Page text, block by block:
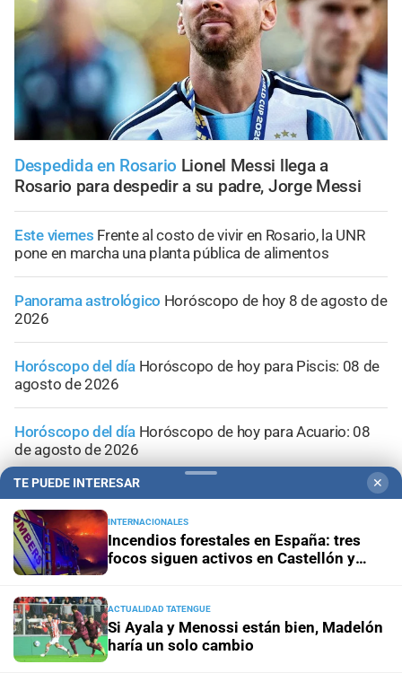
Despedida en Rosario Lionel Messi llega a
Rosario para despedir a su padre, Jorge Messi
Este viernes Frente al costo de vivir en Rosario, la UNR
pone en marcha una planta pública de alimentos
Panorama astrológico Horóscopo de hoy 8 de agosto de
2026
Horóscopo del día Horóscopo de hoy para Piscis: 08 de
agosto de 2026
Horóscopo del día Horóscopo de hoy para Acuario: 08
de agosto de 2026
TE PUEDE INTERESAR ✕
INTERNACIONALES
Incendios forestales en España: tres
focos siguen activos en Castellón y
ACTUALIDAD TATENGUE
Si Ayala y Menossi están bien, Madelón
haría un solo cambio